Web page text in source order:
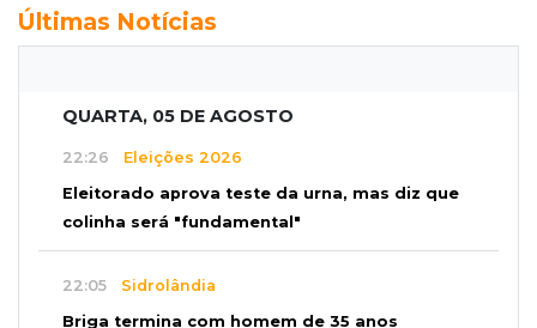
Últimas Notícias
QUARTA, 05 DE AGOSTO
22:26 Eleições 2026
Eleitorado aprova teste da urna, mas diz que
colinha será "fundamental"
22:05 Sidrolândia
Briga termina com homem de 35 anos